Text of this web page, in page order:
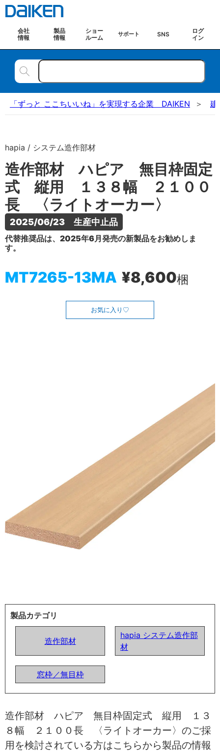
会社
情報
製品
情報
ショー
ルーム
サポート SNS
ログ
イン
「ずっと ここちいいね」を実現する企業 DAIKEN 建
hapia / システム造作部材
造作部材 ハピア 無目枠固定
式 縦用 １３８幅 ２１００
長 〈ライトオーカー〉
2025/06/23　生産中止品
代替推奨品は、2025年6月発売の新製品をお勧めしま
す。
MT7265-13MA ¥8,600梱
お気に入り
製品カテゴリ
造作部材
hapia システム造作部
材
窓枠／無目枠
造作部材 ハピア 無目枠固定式 縦用 １３
８幅 ２１００長 〈ライトオーカー〉のご採
用を検討されている方はこちらから製品の情報